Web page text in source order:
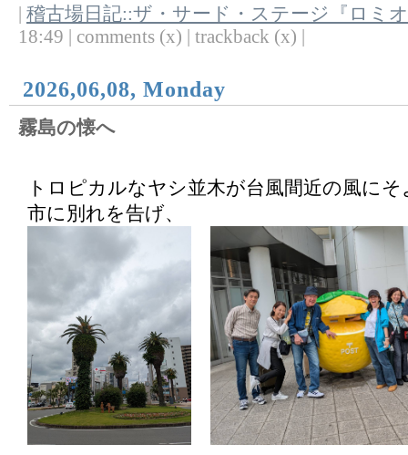
稽古場日記::ザ・サード・ステージ『ロミ
18:49 | comments (x) | trackback (x) |
2026,06,08, Monday
霧島の懐へ
トロピカルなヤシ並木が台風間近の風に
市に別れを告げ、